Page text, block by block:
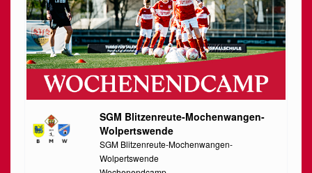
SGM Blitzenreute-Mochenwangen-
Wolpertswende
SGM Blitzenreute-Mochenwangen-
Wolpertswende